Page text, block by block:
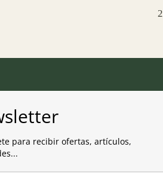
para recibir ofertas, artículos,